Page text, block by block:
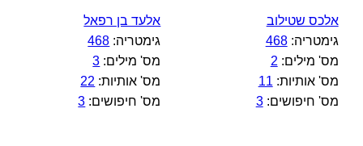
אלכס שטילוב
גימטריה:468
מס' מילים: 2
מס' אותיות: 11
מס' חיפושים:3
אלעד בן רפאל
גימטריה: 468
מס' מילים: 3
מס' אותיות: 22
מס' חיפושים: 3